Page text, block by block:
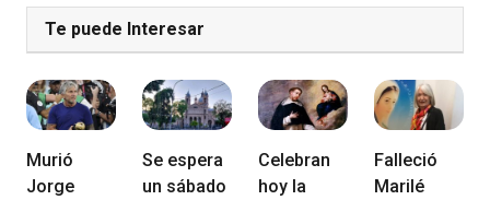
Te puede Interesar
Murió
Jorge
Se espera
un sábado
Celebran
hoy la
Falleció
Marilé